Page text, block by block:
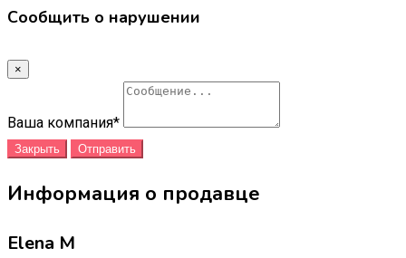
Сообщить о нарушении
×
Ваша компания*
Закрыть Отправить
Информация о продавце
Elena M